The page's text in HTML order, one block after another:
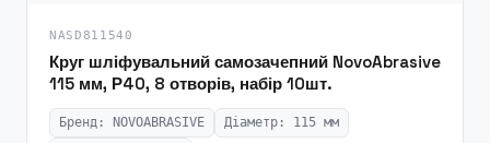
NASD811540
Круг шліфувальний самозачепний NovoAbrasive
115 мм, Р40, 8 отворів, набір 10шт.
Бренд: NOVOABRASIVE
Діаметр: 115 мм